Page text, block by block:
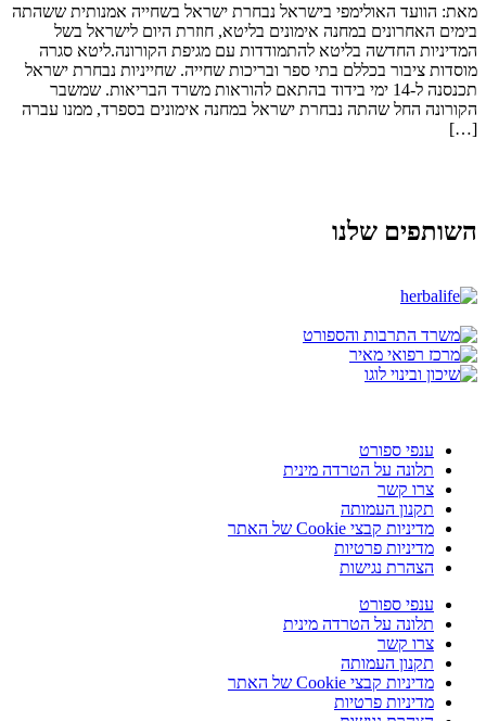
מאת: הוועד האולימפי בישראל נבחרת ישראל בשחייה אמנותית ששהתה
בימים האחרונים במחנה אימונים בליטא, חוזרת היום לישראל בשל
המדיניות החדשה בליטא להתמודדות עם מגיפת הקורונה.ליטא סגרה
מוסדות ציבור בכללם בתי ספר ובריכות שחייה. שחייניות נבחרת ישראל
תכנסנה ל-14 ימי בידוד בהתאם להוראות משרד הבריאות. שמשבר
הקורונה החל שהתה נבחרת ישראל במחנה אימונים בספרד, ממנו עברה
[…]
השותפים שלנו
ענפי ספורט
תלונה על הטרדה מינית
צרו קשר
תקנון העמותה
מדיניות קבצי Cookie של האתר
מדיניות פרטיות
הצהרת נגישות
ענפי ספורט
תלונה על הטרדה מינית
צרו קשר
תקנון העמותה
מדיניות קבצי Cookie של האתר
מדיניות פרטיות